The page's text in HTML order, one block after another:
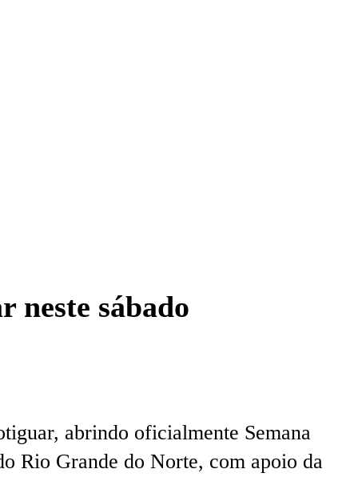
neste sábado
abrindo oficialmente Semana
Rio Grande do Norte, com apoio da